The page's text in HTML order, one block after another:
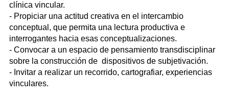
clínica vincular.
- Propiciar una actitud creativa en el intercambio
conceptual, que permita una lectura productiva e
interrogantes hacia esas conceptualizaciones.
- Convocar a un espacio de pensamiento transdisciplinar
sobre la construcción de dispositivos de subjetivación.
- Invitar a realizar un recorrido, cartografiar, experiencias
vinculares.